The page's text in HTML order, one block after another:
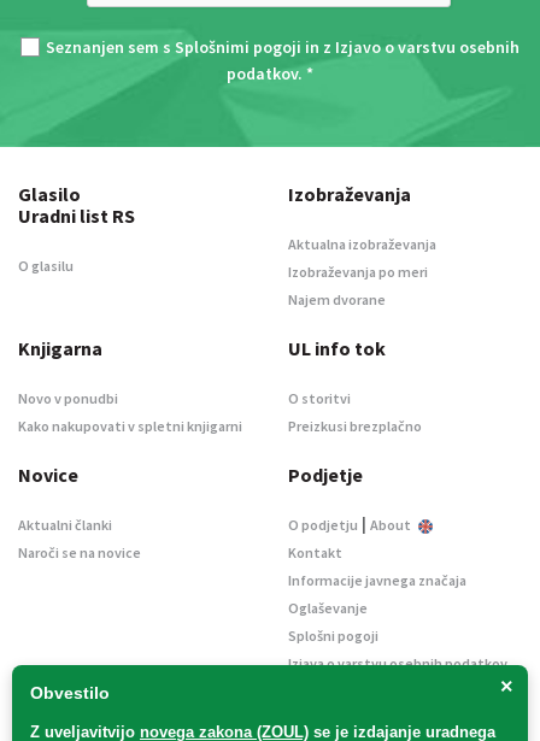
Seznanjen sem s Splošnimi pogoji in z Izjavo o varstvu osebnih
podatkov. *
×
Obvestilo
Z uveljavitvijo novega zakona (ZOUL) se je izdajanje uradnega
Glasilo
Uradni list RS
O glasilu
Izobraževanja
Aktualna izobraževanja
Izobraževanja po meri
Najem dvorane
Knjigarna
Novo v ponudbi
Kako nakupovati v spletni knjigarni
UL info tok
O storitvi
Preizkusi brezplačno
Novice
Aktualni članki
Naroči se na novice
Podjetje
O podjetju | About
Kontakt
Informacije javnega značaja
Oglaševanje
Splošni pogoji
Izjava o varstvu osebnih podatkov